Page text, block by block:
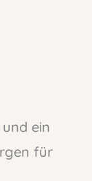
ein
für